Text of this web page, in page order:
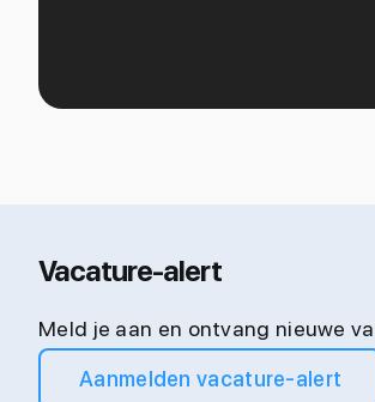
Vacature-alert
Meld je aan en ontvang nieuwe
Aanmelden vacature-alert